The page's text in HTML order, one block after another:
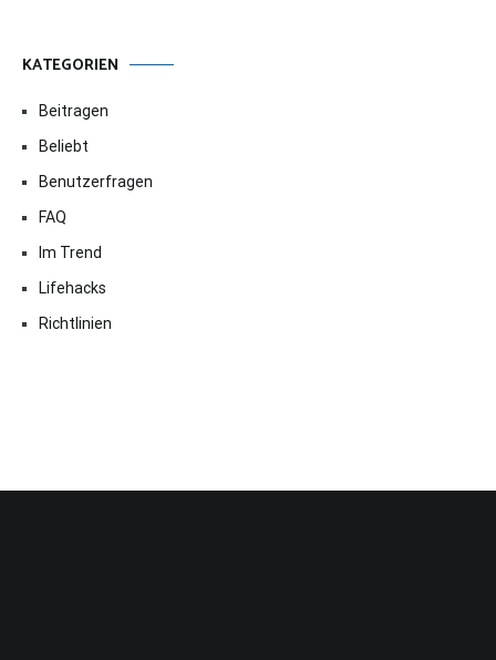
KATEGORIEN
Beitragen
Beliebt
Benutzerfragen
FAQ
Im Trend
Lifehacks
Richtlinien